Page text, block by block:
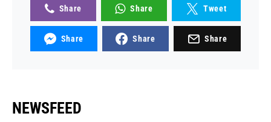
Share Share Tweet
Share Share Share
NEWSFEED